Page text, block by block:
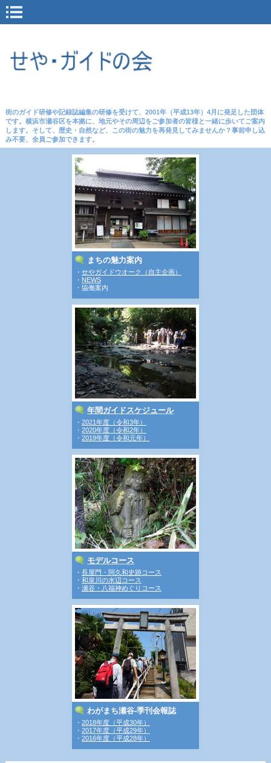
街のガイド研修や記録誌編集の研修を受けて、2001年（平成13年）4月に発足した団体
です。横浜市瀬谷区を本拠に、地元やその周辺をご参加者の皆様と一緒に歩いてご案内
します。そして、歴史・自然など、この街の魅力を再発見してみませんか？事前申し込
み不要、全員ご参加できます。
まちの魅力案内
・ せやガイドウオーク（自主企画）
・ NEWS
・協働案内
年間ガイドスケジュール
・ 2021年度（令和3年）
・ 2020年度（令和2年）
・ 2019年度（令和元年）
モデルコース
・ 長屋門・阿久和史跡コース
・ 和泉川の水辺コース
・ 瀬谷・八福神めぐりコース
わがまち瀬谷‐季刊会報誌
・ 2018年度（平成30年）
・ 2017年度（平成29年）
・ 2016年度（平成28年）